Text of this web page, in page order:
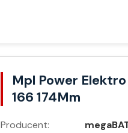
Mpl Power
166 174Mm
Producent: